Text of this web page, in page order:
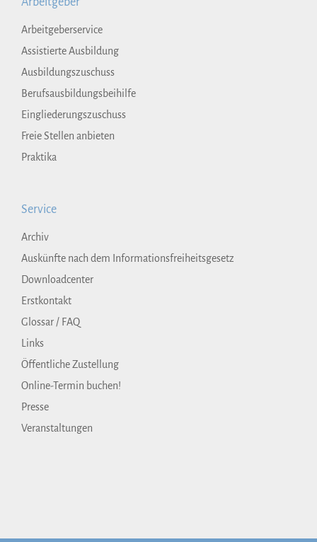
Arbeitgeberservice
Assistierte Ausbildung
Ausbildungszuschuss
Berufsausbildungsbeihilfe
Eingliederungszuschuss
Freie Stellen anbieten
Praktika
Service
Archiv
Auskünfte nach dem Informationsfreiheitsgesetz
Downloadcenter
Erstkontakt
Glossar / FAQ
Links
Öffentliche Zustellung
Online-Termin buchen!
Presse
Veranstaltungen